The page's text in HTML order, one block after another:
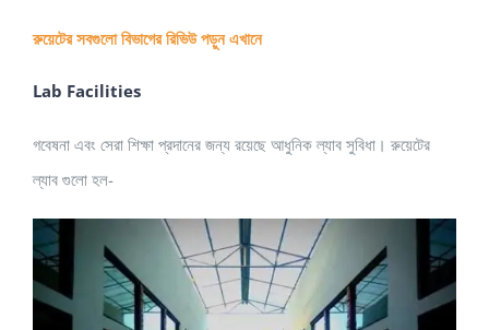
রুয়েটের সবগুলো বিভাগের রিভিউ পড়ুনএখানে
Lab Facilities
গবেষনা এবং সেরা শিক্ষা প্রদানের জন্য রয়েছে আধুনিক ল্যাব সুবিধা। রুয়েটের
ল্যাব গুলো হল-